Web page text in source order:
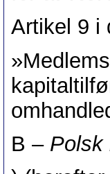
Artikel 9 i
B – Polsk